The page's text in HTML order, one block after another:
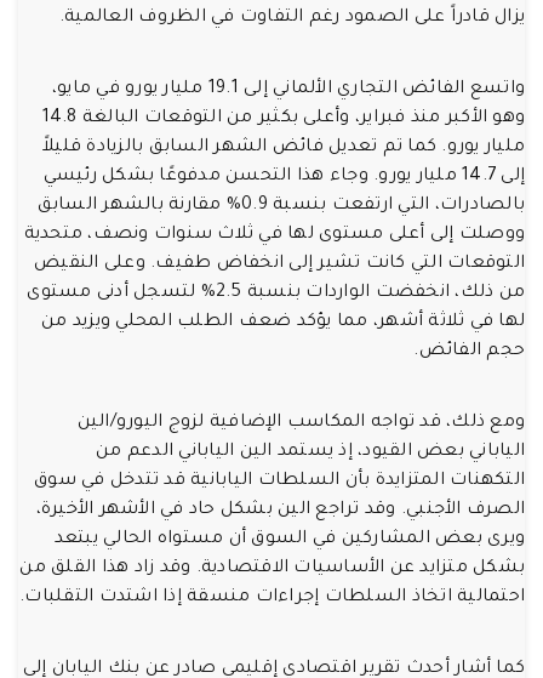
يزال قادراً على الصمود رغم التفاوت في الظروف العالمية.
واتسع الفائض التجاري الألماني إلى 19.1 مليار يورو في مايو،
وهو الأكبر منذ فبراير، وأعلى بكثير من التوقعات البالغة 14.8
مليار يورو. كما تم تعديل فائض الشهر السابق بالزيادة قليلاً
إلى 14.7 مليار يورو. وجاء هذا التحسن مدفوعًا بشكل رئيسي
بالصادرات، التي ارتفعت بنسبة 0.9% مقارنة بالشهر السابق
ووصلت إلى أعلى مستوى لها في ثلاث سنوات ونصف، متحدية
التوقعات التي كانت تشير إلى انخفاض طفيف. وعلى النقيض
من ذلك، انخفضت الواردات بنسبة 2.5% لتسجل أدنى مستوى
لها في ثلاثة أشهر، مما يؤكد ضعف الطلب المحلي ويزيد من
حجم الفائض.
ومع ذلك، قد تواجه المكاسب الإضافية لزوج اليورو/الين
الياباني بعض القيود، إذ يستمد الين الياباني الدعم من
التكهنات المتزايدة بأن السلطات اليابانية قد تتدخل في سوق
الصرف الأجنبي. وقد تراجع الين بشكل حاد في الأشهر الأخيرة،
ويرى بعض المشاركين في السوق أن مستواه الحالي يبتعد
بشكل متزايد عن الأساسيات الاقتصادية. وقد زاد هذا القلق من
احتمالية اتخاذ السلطات إجراءات منسقة إذا اشتدت التقلبات.
كما أشار أحدث تقرير اقتصادي إقليمي صادر عن بنك اليابان إلى